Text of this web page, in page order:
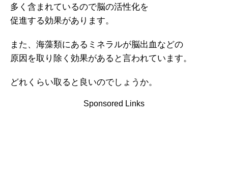
多く含まれているので脳の活性化を
促進する効果があります。
また、海藻類にあるミネラルが脳出血などの
原因を取り除く効果があると言われています。
どれくらい取ると良いのでしょうか。
Sponsored Links